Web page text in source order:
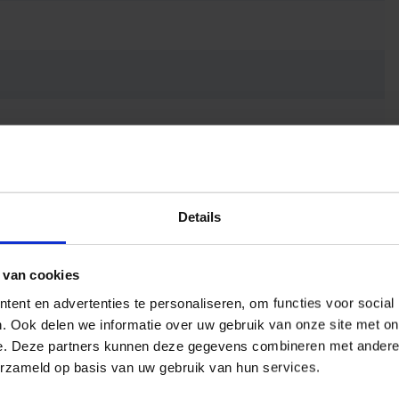
Details
cookies
en advertenties te personaliseren, om functies voor social
Ook delen we informatie over uw gebruik van onze site met
Deze partners kunnen deze gegevens combineren met
op basis van uw gebruik van hun services.